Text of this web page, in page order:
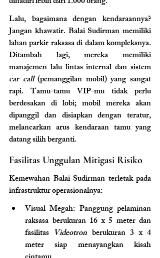
Lalu, bagaimana dengan kendaraannya?
Jangan khawatir. Balai Sudirman memiliki
lahan parkir raksasa di dalam kompleksnya.
Ditambah lagi, mereka memiliki
car call (pemanggilan mobil) yang sangat
rapi. Tamu-tamu VIP-mu tidak perlu
berdesakan di lobi; mobil mereka akan
dipanggil dan disiapkan dengan teratur,
melancarkan arus kendaraan tamu yang
datang silih berganti.
Fasilitas Unggulan Mitigasi Risiko
Kemewahan Balai Sudirman terletak pada
infrastruktur operasionalnya:
Visual Megah: Panggung pelaminan
raksasa berukuran 16 x 5 meter dan
fasilitas Videotron berukuran 3 x 4
meter siap menayangkan kisah